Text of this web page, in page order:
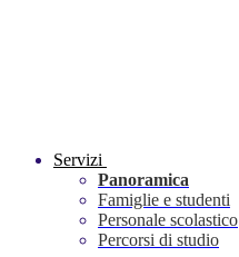
Servizi
Panoramica
Famiglie e studenti
Personale scolastico
Percorsi di studio